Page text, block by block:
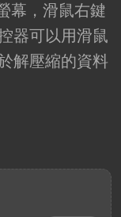
幕，滑鼠右鍵
器可以用滑鼠
解壓縮的資料